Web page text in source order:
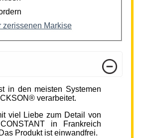
zerissenen Markise
in den meisten Systemen
verarbeitet.
viel Liebe zum Detail von
in Frankreich
Produkt ist einwandfrei.